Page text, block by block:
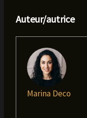
Auteur/autrice
Marina Deco